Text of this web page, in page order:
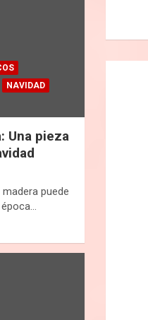
NAVIDAD
Una pieza
puede